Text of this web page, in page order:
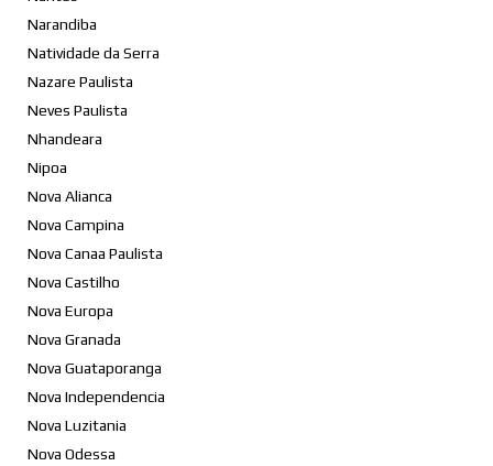
Narandiba
Natividade da Serra
Nazare Paulista
Neves Paulista
Nhandeara
Nipoa
Nova Alianca
Nova Campina
Nova Canaa Paulista
Nova Castilho
Nova Europa
Nova Granada
Nova Guataporanga
Nova Independencia
Nova Luzitania
Nova Odessa